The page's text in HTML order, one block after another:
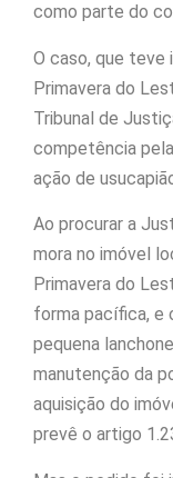
como parte do
O caso, que teve
Primavera do
Tribunal de
competência
ação de
Ao procurar a
mora no imóvel
Primavera do
forma pacífica, e
pequena
manutenção da
aquisição do
prevê o artigo